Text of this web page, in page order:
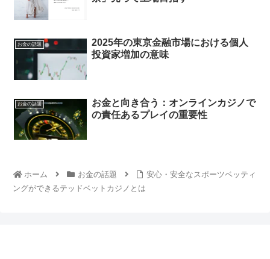
お金の話題
2025年の東京金融市場における個人
投資家増加の意味
お金の話題
お金と向き合う：オンラインカジノで
の責任あるプレイの重要性
ホーム お金の話題
安心・安全なスポーツベッティ
ングができるテッドベットカジノとは